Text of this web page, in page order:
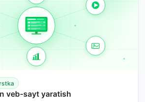
veb-sayt yaratish